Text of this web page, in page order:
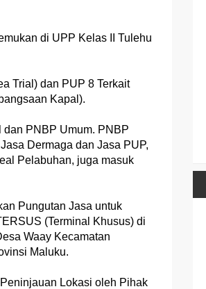
di UPP Kelas II Tulehu
Trial) dan PUP 8 Terkait
Kapal).
PNBP Umum. PNBP
Dermaga dan Jasa PUP,
Pelabuhan, juga masuk
Pungutan Jasa untuk
(Terminal Khusus) di
Waay Kecamatan
Maluku.
Lokasi oleh Pihak